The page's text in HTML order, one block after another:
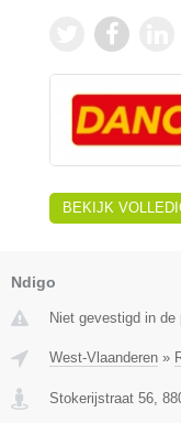
BEKIJK
Ndigo
Niet gevestigd in de
West-Vlaanderen »
Stokerijstraat 56